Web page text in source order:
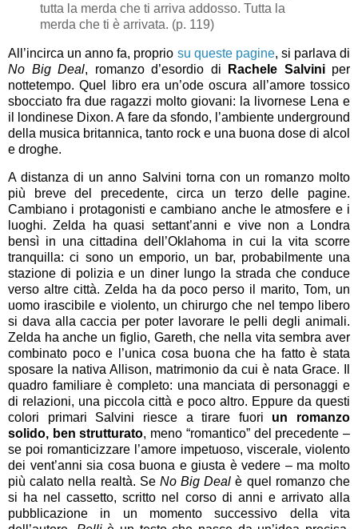
tutta la merda che ti arriva addosso. Tutta la
merda che ti è arrivata. (p. 119)
All’incirca un anno fa, proprio su queste pagine, si parlava di
No Big Deal, romanzo d’esordio di Rachele Salvini per
nottetempo. Quel libro era un’ode oscura all’amore tossico
sbocciato fra due ragazzi molto giovani: la livornese Lena e
il londinese Dixon. A fare da sfondo, l’ambiente underground
della musica britannica, tanto rock e una buona dose di alcol
e droghe.
A distanza di un anno Salvini torna con un romanzo molto
più breve del precedente, circa un terzo delle pagine.
Cambiano i protagonisti e cambiano anche le atmosfere e i
luoghi. Zelda ha quasi settant’anni e vive non a Londra
bensì in una cittadina dell’Oklahoma in cui la vita scorre
tranquilla: ci sono un emporio, un bar, probabilmente una
stazione di polizia e un diner lungo la strada che conduce
verso altre città. Zelda ha da poco perso il marito, Tom, un
uomo irascibile e violento, un chirurgo che nel tempo libero
si dava alla caccia per poter lavorare le pelli degli animali.
Zelda ha anche un figlio, Gareth, che nella vita sembra aver
combinato poco e l’unica cosa buona che ha fatto è stata
sposare la nativa Allison, matrimonio da cui è nata Grace. Il
quadro familiare è completo: una manciata di personaggi e
di relazioni, una piccola città e poco altro. Eppure da questi
colori primari Salvini riesce a tirare fuori un romanzo
solido, ben strutturato, meno “romantico” del precedente –
se poi romanticizzare l’amore impetuoso, viscerale, violento
dei vent’anni sia cosa buona e giusta è vedere – ma molto
più calato nella realtà. Se No Big Deal è quel romanzo che
si ha nel cassetto, scritto nel corso di anni e arrivato alla
pubblicazione in un momento successivo della vita